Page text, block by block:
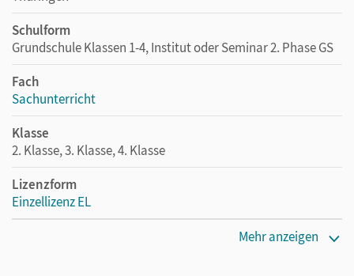
Schulform
Grundschule Klassen 1-4, Institut oder Seminar 2. Phase GS
Fach
Sachunterricht
Klasse
2. Klasse, 3. Klasse, 4. Klasse
Lizenzform
Einzellizenz EL
Mehr anzeigen